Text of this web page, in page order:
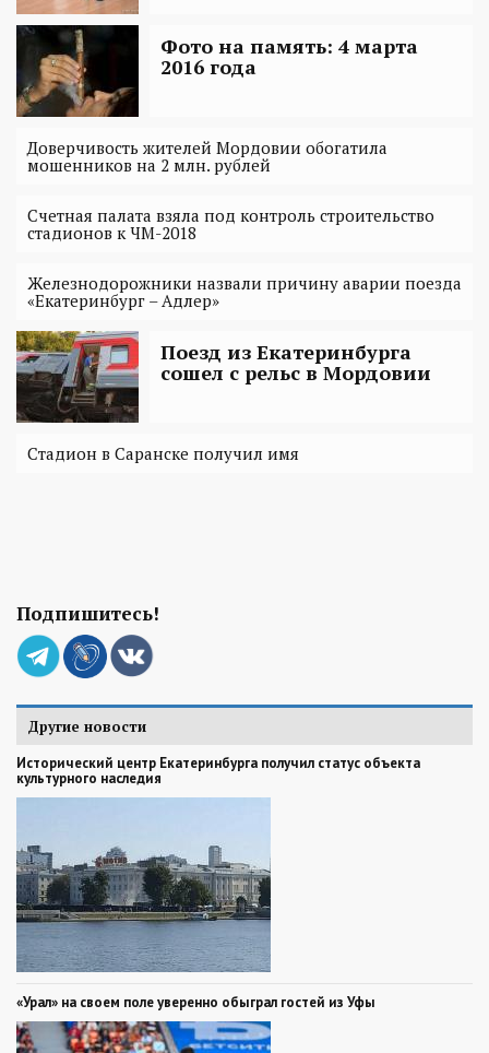
Фото на память: 4 марта
2016 года
Доверчивость жителей Мордовии обогатила
мошенников на 2 млн. рублей
Счетная палата взяла под контроль строительство
стадионов к ЧМ-2018
Железнодорожники назвали причину аварии поезда
«Екатеринбург – Адлер»
Поезд из Екатеринбурга
сошел с рельс в Мордовии
Стадион в Саранске получил имя
Подпишитесь!
Другие новости
Исторический центр Екатеринбурга получил статус объекта
культурного наследия
«Урал» на своем поле уверенно обыграл гостей из Уфы